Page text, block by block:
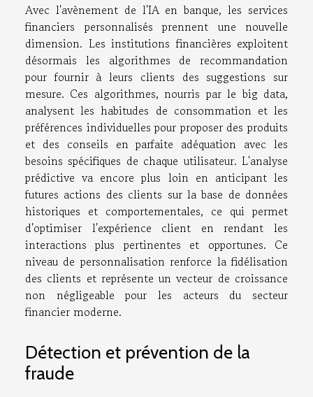
Avec l'avènement de l'IA en banque, les services
financiers personnalisés prennent une nouvelle
dimension. Les institutions financières exploitent
désormais les algorithmes de recommandation
pour fournir à leurs clients des suggestions sur
mesure. Ces algorithmes, nourris par le big data,
analysent les habitudes de consommation et les
préférences individuelles pour proposer des produits
et des conseils en parfaite adéquation avec les
besoins spécifiques de chaque utilisateur. L'analyse
prédictive va encore plus loin en anticipant les
futures actions des clients sur la base de données
historiques et comportementales, ce qui permet
d'optimiser l'expérience client en rendant les
interactions plus pertinentes et opportunes. Ce
niveau de personnalisation renforce la fidélisation
des clients et représente un vecteur de croissance
non négligeable pour les acteurs du secteur
financier moderne.
Détection et prévention de la
fraude